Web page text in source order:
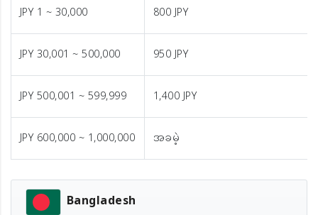
JPY 1 ~ 30,000
800 JPY
JPY 30,001 ~ 500,000
950 JPY
JPY 500,001 ~ 599,999
1,400 JPY
JPY 600,000 ~ 1,000,000
အခမဲ့
Bangladesh